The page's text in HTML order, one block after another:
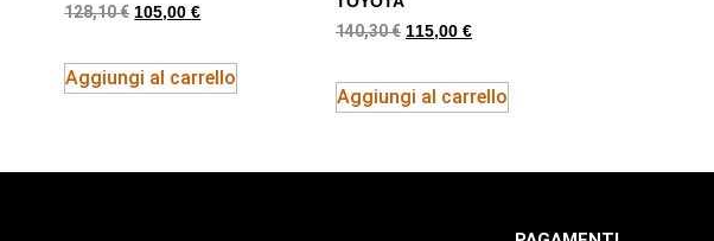
128,10€ 105,00€
Aggiungi al carrello
140,30€ 115,00 €
Aggiungi al carrello